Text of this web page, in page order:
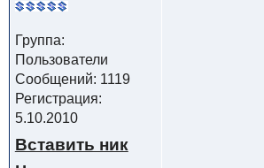
Группа:
Пользователи
Сообщений: 1119
Регистрация:
5.10.2010
Вставить ник